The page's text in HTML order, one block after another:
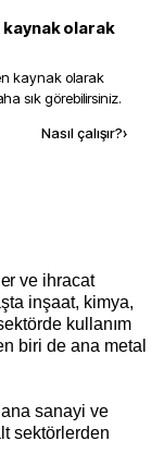
olarak
kaynak olarak
sık görebilirsiniz.
Nasıl çalışır?›
ve ihracat
inşaat, kimya,
kullanım
biri de ana metal
ana sanayi ve
sektörlerden